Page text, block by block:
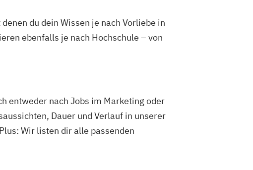
du dein Wissen je nach Vorliebe in
ebenfalls je nach Hochschule – von
entweder nach Jobs im Marketing oder
Dauer und Verlauf in unserer
Wir listen dir alle passenden